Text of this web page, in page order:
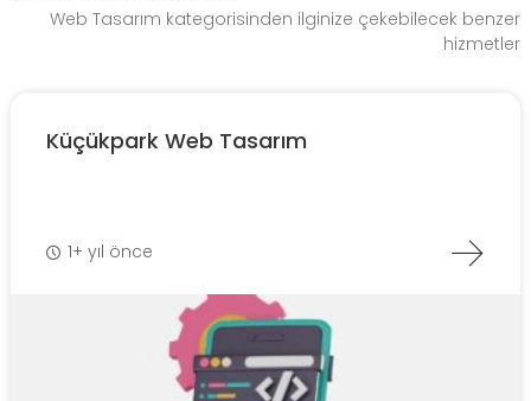
Web Tasarım kategorisinden ilginize çekebilecek benzer
hizmetler
Küçükpark Web Tasarım
1+ yıl önce